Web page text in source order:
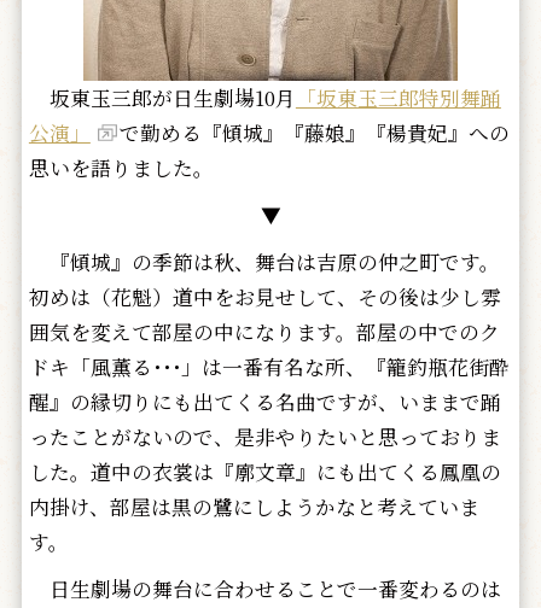
坂東玉三郎が日生劇場10月
「坂東玉三郎特別舞踊
公演」
で勤める『傾城』『藤娘』『楊貴妃』への
思いを語りました。
▼
『傾城』の季節は秋、舞台は吉原の仲之町です。
初めは（花魁）道中をお見せして、その後は少し雰
囲気を変えて部屋の中になります。部屋の中でのク
ドキ「風薫る･･･」は一番有名な所、『籠釣瓶花街酔
醒』の縁切りにも出てくる名曲ですが、いままで踊
ったことがないので、是非やりたいと思っておりま
した。道中の衣裳は『廓文章』にも出てくる鳳凰の
内掛け、部屋は黒の鷺にしようかなと考えていま
す。
日生劇場の舞台に合わせることで一番変わるのは